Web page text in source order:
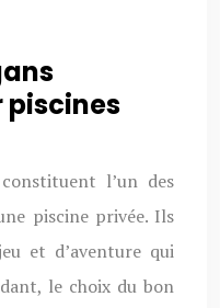
l’un des
piscine privée. Ils
et d’aventure qui
le choix du bon